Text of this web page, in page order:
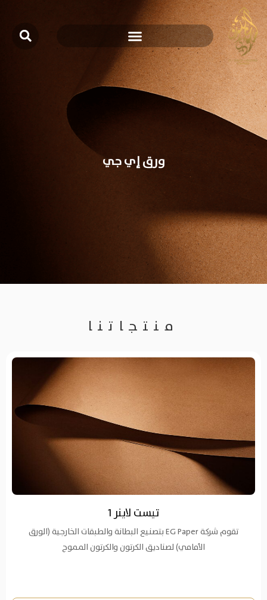
ورق إي جي
منتجاتنا
تيست لاينر 1
تقوم شركة EG Paper بتصنيع البطانة والطبقات الخارجية (الورق
الأمامي) لصناديق الكرتون والكرتون المموج